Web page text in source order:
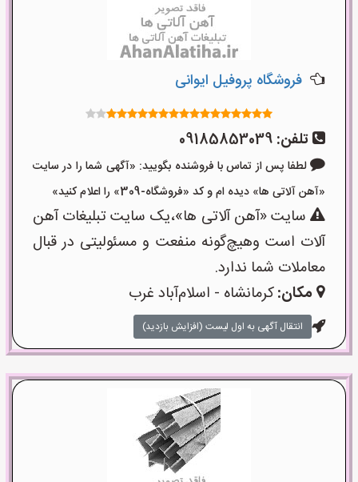
فروشگاه پروفیل ایوانی
تلفن: 09185853039
لطفا پس از تماس با فروشنده بگویید: «آگهی شما را در سایت
«آهن آلاتی ها» دیده ام و کد «فروشگاه-309» را اعلام کنید»
سایت «آهن آلاتی ها»،یک سایت تبلیغات آهن
آلات است وهیچ‌گونه منفعت و مسئولیتی در قبال
معاملات شما ندارد.
مکان:کرمانشاه - اسلام‌آباد غرب
انتقال آگهی به اول لیست (افزایش بازدید)